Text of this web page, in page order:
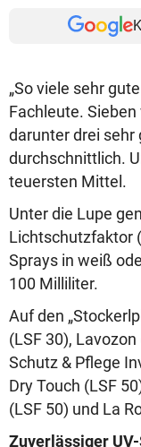
„So viele sehr
Fachleute.
darunter drei sehr
durchschnittlich.
teuersten Mittel.
Unter die Lupe
Lichtschutzfaktor
Sprays in weiß
100 Milliliter.
Auf den
(LSF 30),
Schutz & Pflege
Dry Touch (LSF
(LSF 50) und La
Zuverlässiger